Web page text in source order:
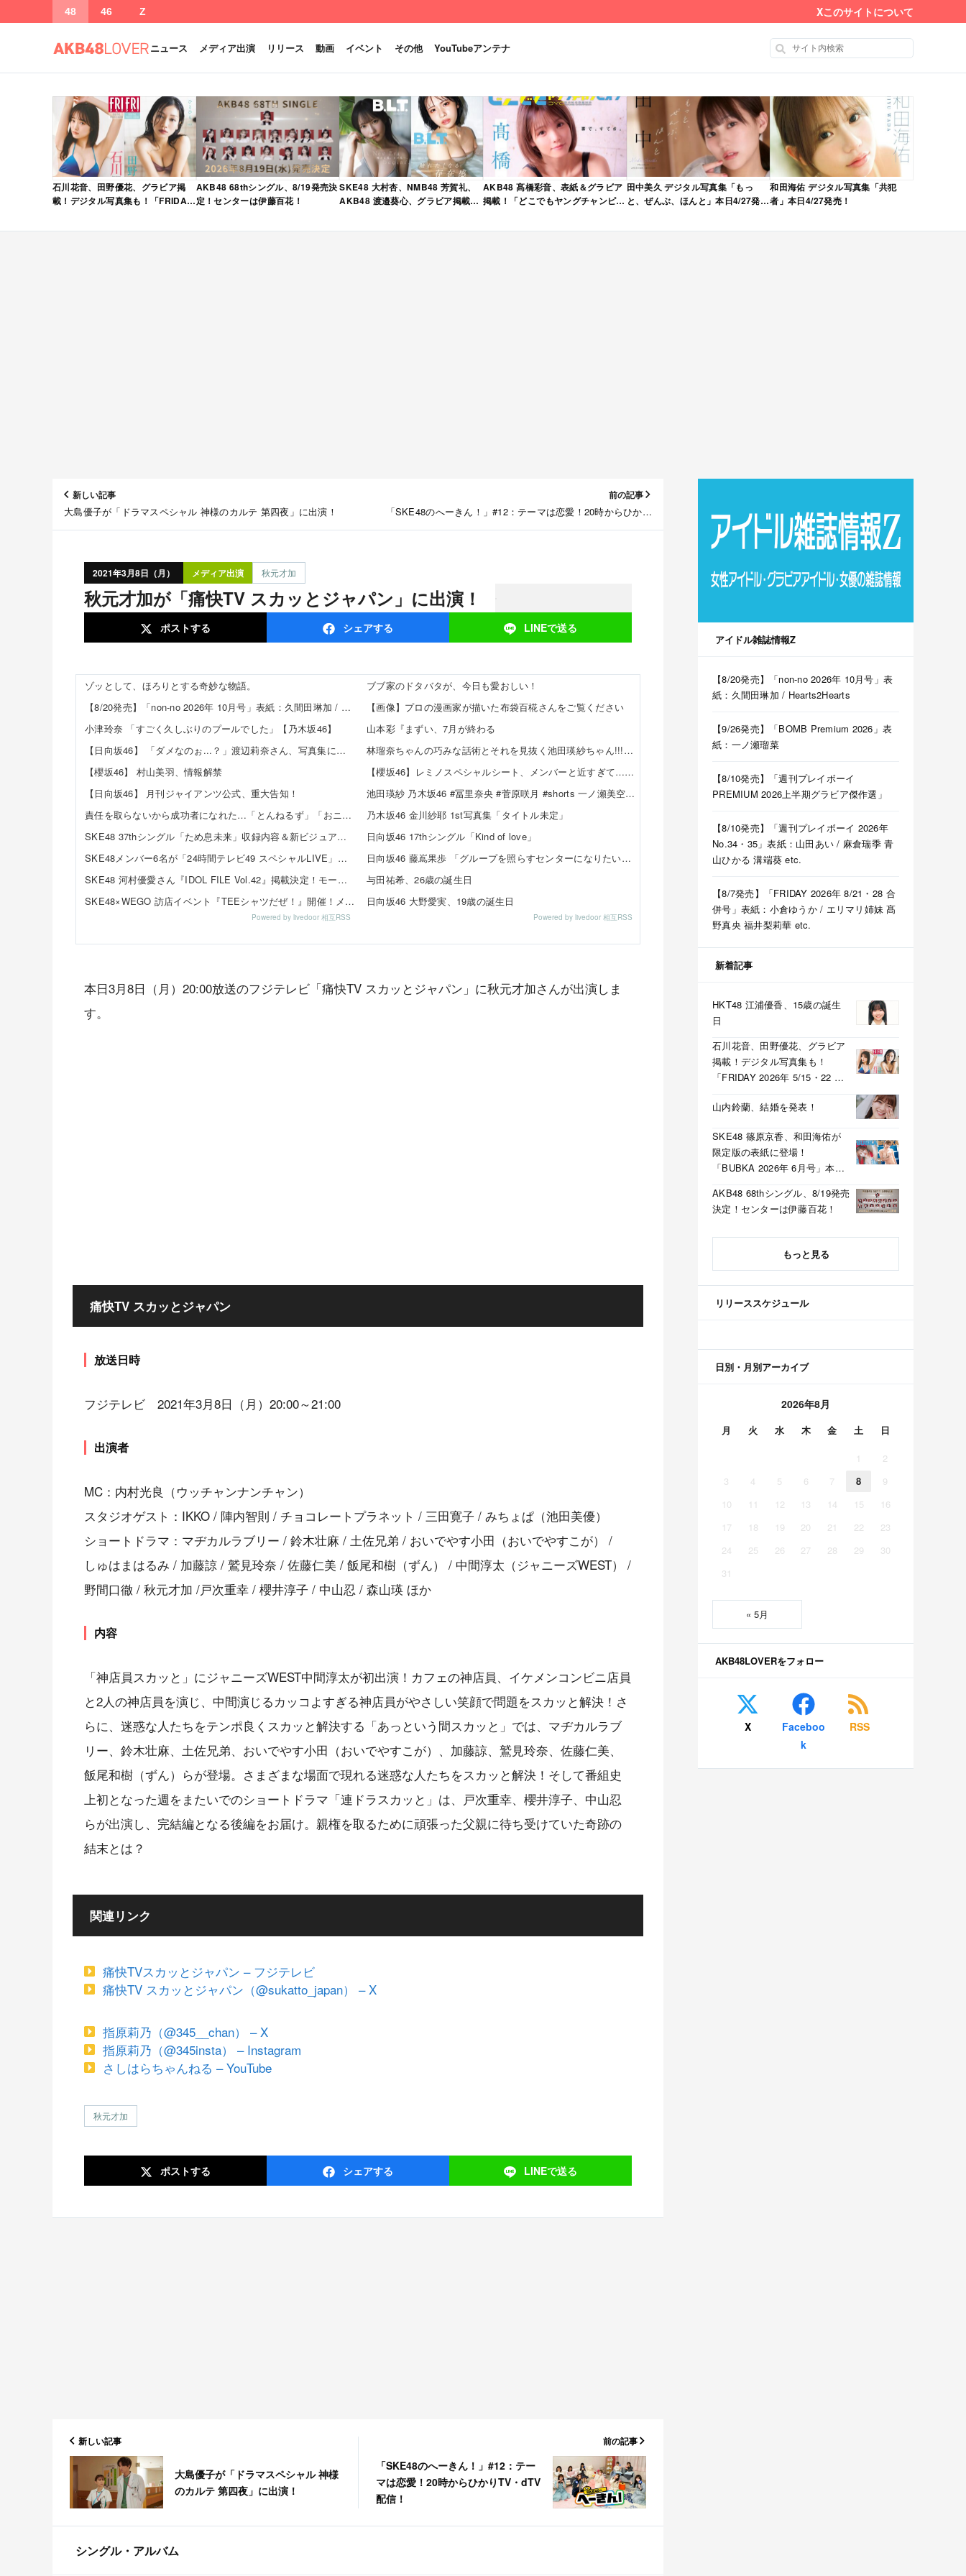
48 46 Z Xこのサイトについて
ニュース メディア出演 リリース 動画 イベント その他 YouTubeアンテナ
石川花音、田野優花、グラビア掲
載！デジタル写真集も！「FRIDAY
発売！
AKB48 68thシングル、8/19発売決
定！センターは伊藤百花！
SKE48 大村杏、NMB48 芳賀礼、
AKB48 渡邉葵心、グラビア掲載！
月号」本日4/28発売！
AKB48 髙橋彩音、表紙＆グラビア
掲載！「どこでもヤングチャンピオ
田中美久 デジタル写真集「もっ
と、ぜんぶ、ほんと」本日4/27発
和田海佑 デジタル写真集「共犯
者」本日4/27発売！
新しい記事
大島優子が「ドラマスペシャル 神様のカルテ 第四夜」に出演！
前の記事
「SKE48のへーきん！」#12：テーマは恋愛！20時からひかり
2021年3月8日（月） メディア出演 秋元才加
秋元才加が「痛快TV スカッとジャパン」に出演！
ポストする シェアする LINEで送る
ゾッとして、ほろりとする奇妙な物語。
【8/20発売】「non-no 2026年 10月号」表紙：久間田琳加 / Hearts2Hearts
小津玲奈 「すごく久しぶりのプールでした」【乃木坂46】
【日向坂46】 「ダメなのぉ...？」渡辺莉奈さん、写真集に興味津々
【櫻坂46】 村山美羽、情報解禁
【日向坂46】 月刊ジャイアンツ公式、重大告知！
責任を取らないから成功者になれた…「とんねるず」「おニャン子」「AKB」とヒットを出し続けた秋元康の哲学！！！
SKE48 37thシングル「ため息未来」収録内容＆新ビジュアル公開！チーム曲・夏ツアー映像も収録
SKE48メンバー6名が「24時間テレビ49 スペシャルLIVE」出演決定！
SKE48 河村優愛さん『IDOL FILE Vol.42』掲載決定！モード系ファッションで新たな魅力を披露
SKE48×WEGO 訪店イベント『TEEシャツだぜ！』開催！メンバーが大須店でコーディネート【SNSまとめ】
Powered by livedoor 相互RSS
ブブ家のドタバタが、今日も愛おしい！
【画像】プロの漫画家が描いた布袋百椛さんをご覧ください
山本彩『まずい、7月が終わる
林瑠奈ちゃんの巧みな話術とそれを見抜く池田瑛紗ちゃん!!!【乃木坂46】
【櫻坂46】レミノスペシャルシート、メンバーと近すぎて…【全国ツアー2026】
池田瑛紗 乃木坂46 #冨里奈央 #菅原咲月 #shorts 一ノ瀬美空 五百城茉央 瀬戸口心月 奥の反応まとめ
乃木坂46 金川紗耶 1st写真集「タイトル未定」
日向坂46 17thシングル「Kind of love」
日向坂46 藤嶌果歩 「グループを照らすセンターになりたい」何倍もキラキラしたかほりんが降臨【坂道の火曜日】
与田祐希、26歳の誕生日
日向坂46 大野愛実、19歳の誕生日
Powered by livedoor 相互RSS
本日3月8日（月）20:00放送のフジテレビ「痛快TV スカッとジャパン」に秋元才加さんが出演しま
す。
痛快TV スカッとジャパン
放送日時
フジテレビ 2021年3月8日（月）20:00～21:00
出演者
MC：内村光良（ウッチャンナンチャン）
スタジオゲスト：IKKO / 陣内智則 / チョコレートプラネット / 三田寛子 / みちょぱ（池田美優）
ショートドラマ：マヂカルラブリー / 鈴木壮麻 / 土佐兄弟 / おいでやす小田（おいでやすこが） /
しゅはまはるみ / 加藤諒 / 鷲見玲奈 / 佐藤仁美 / 飯尾和樹（ずん） / 中間淳太（ジャニーズWEST） /
野間口徹 / 秋元才加 /戸次重幸 / 櫻井淳子 / 中山忍 / 森山瑛 ほか
内容
「神店員スカッと」にジャニーズWEST中間淳太が初出演！カフェの神店員、イケメンコンビニ店員
と2人の神店員を演じ、中間演じるカッコよすぎる神店員がやさしい笑顔で問題をスカッと解決！さ
らに、迷惑な人たちをテンポ良くスカッと解決する「あっという間スカッと」では、マヂカルラブ
リー、鈴木壮麻、土佐兄弟、おいでやす小田（おいでやすこが）、加藤諒、鷲見玲奈、佐藤仁美、
飯尾和樹（ずん）らが登場。さまざまな場面で現れる迷惑な人たちをスカッと解決！そして番組史
上初となった週をまたいでのショートドラマ「連ドラスカッと」は、戸次重幸、櫻井淳子、中山忍
らが出演し、完結編となる後編をお届け。親権を取るために頑張った父親に待ち受けていた奇跡の
結末とは？
関連リンク
痛快TVスカッとジャパン – フジテレビ
痛快TV スカッとジャパン（@sukatto_japan） – X
指原莉乃（@345__chan） – X
指原莉乃（@345insta） – Instagram
さしはらちゃんねる – YouTube
秋元才加
ポストする シェアする LINEで送る
新しい記事
大島優子が「ドラマスペシャル 神様
のカルテ 第四夜」に出演！
前の記事
「SKE48のへーきん！」#12：テー
マは恋愛！20時からひかりTV・dTV
配信！
シングル・アルバム
アイドル雑誌情報Z
【8/20発売】「non-no 2026年 10月号」表
紙：久間田琳加 / Hearts2Hearts
【9/26発売】「BOMB Premium 2026」表
紙：一ノ瀬瑠菜
【8/10発売】「週刊プレイボーイ
PREMIUM 2026上半期グラビア傑作選」
【8/10発売】「週刊プレイボーイ 2026年
No.34・35」表紙：山田あい / 麻倉瑞季 青
山ひかる 溝端葵 etc.
【8/7発売】「FRIDAY 2026年 8/21・28 合
併号」表紙：小倉ゆうか / エリマリ姉妹 髙
野真央 福井梨莉華 etc.
新着記事
HKT48 江浦優香、15歳の誕生
日
石川花音、田野優花、グラビア
掲載！デジタル写真集も！
「FRIDAY 2026年 5/15・22 合
山内鈴蘭、結婚を発表！
SKE48 篠原京香、和田海佑が
限定版の表紙に登場！
「BUBKA 2026年 6月号」本日
AKB48 68thシングル、8/19発売
決定！センターは伊藤百花！
もっと見る
リリーススケジュール
日別・月別アーカイブ
2026年8月
月 火 水 木 金 土 日
1
2
3
4 5 6 7 8
9
10
11 12 13 14 15
16
17
18 19 20 21 22
23
24
25 26 27 28 29
30
31
« 5月
AKB48LOVERをフォロー
X
Faceboo
k
RSS